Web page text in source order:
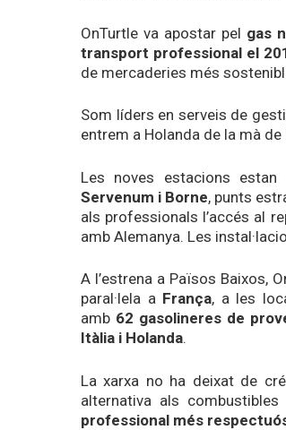
OnTurtle va apostar pel gas
transport professional el
de mercaderies més
Som líders en serveis de
entrem a Holanda de la mà de
Les noves estacions estan
Servenum i Borne, punts
als professionals l’accés al
amb Alemanya. Les
A l’estrena a Països Baixos,
paral·lela a França, a les
amb 62 gasolineres de
Itàlia i Holanda.
La xarxa no ha deixat de
alternativa als
professional més